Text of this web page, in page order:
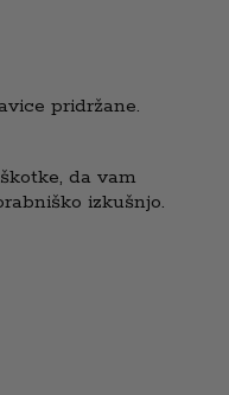
pridržane.
da vam
izkušnjo.